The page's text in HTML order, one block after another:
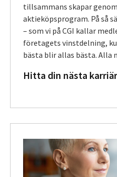
tillsammans skapar
aktieköpsprogram. På så
– som vi på CGI kallar
företagets vinstdelning,
bästa blir allas bästa. Alla
Hitta din nästa